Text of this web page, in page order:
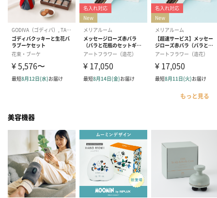
もっと見る
美容機器